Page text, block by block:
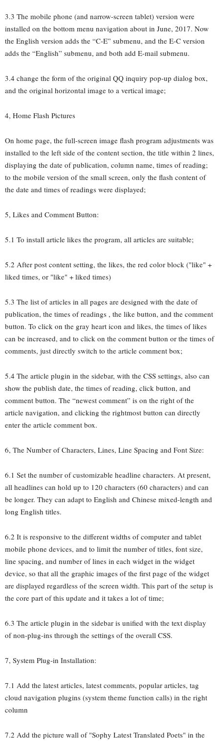
3.3 The mobile phone (and narrow-screen tablet) version were
installed on the bottom menu navigation about in June, 2017. Now
the English version adds the “C-E” submenu, and the E-C version
adds the “English” submenu, and both add E-mail submenu.
3.4 change the form of the original QQ inquiry pop-up dialog box,
and the original horizontal image to a vertical image;
4, Home Flash Pictures
On home page, the full-screen image flash program adjustments was
installed to the left side of the content section, the title within 2 lines,
displaying the date of publication, column name, times of reading;
to the mobile version of the small screen, only the flash content of
the date and times of readings were displayed;
5, Likes and Comment Button:
5.1 To install article likes the program, all articles are suitable;
5.2 After post content setting, the likes, the red color block ("like" +
liked times, or "like" + liked times)
5.3 The list of articles in all pages are designed with the date of
publication, the times of readings , the like button, and the comment
button. To click on the gray heart icon and likes, the times of likes
can be increased, and to click on the comment button or the times of
comments, just directly switch to the article comment box;
5.4 The article plugin in the sidebar, with the CSS settings, also can
show the publish date, the times of reading, click button, and
comment button. The “newest comment” is on the right of the
article navigation, and clicking the rightmost button can directly
enter the article comment box.
6, The Number of Characters, Lines, Line Spacing and Font Size:
6.1 Set the number of customizable headline characters. At present,
all headlines can hold up to 120 characters (60 characters) and can
be longer. They can adapt to English and Chinese mixed-length and
long English titles.
6.2 It is responsive to the different widths of computer and tablet
mobile phone devices, and to limit the number of titles, font size,
line spacing, and number of lines in each widget in the widget
device, so that all the graphic images of the first page of the widget
are displayed regardless of the screen width. This part of the setup is
the core part of this update and it takes a lot of time;
6.3 The article plugin in the sidebar is unified with the text display
of non-plug-ins through the settings of the overall CSS.
7, System Plug-in Installation:
7.1 Add the latest articles, latest comments, popular articles, tag
cloud navigation plugins (system theme function calls) in the right
column
7.2 Add the picture wall of "Sophy Latest Translated Poets" in the